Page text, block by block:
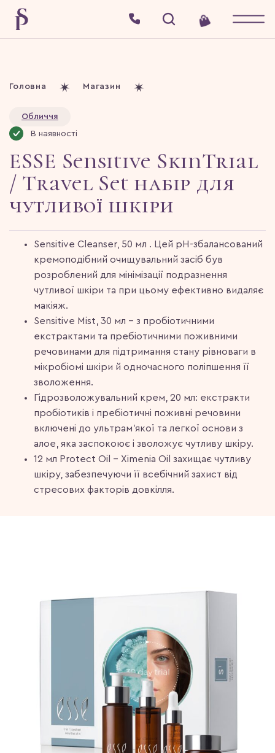
Головна Магазин
Обличчя
В наявності
ESSE Sensitive SkinTrial
/ Travel Set набір для
чутливої шкіри
Sensitive Cleanser, 50 мл . Цей pH-збалансований
кремоподібний очищувальний засіб був
розроблений для мінімізації подразнення
чутливої шкіри та при цьому ефективно видаляє
макіяж.
Sensitive Mist, 30 мл - з пробіотичними
екстрактами та пребіотичними поживними
речовинами для підтримання стану рівноваги в
мікробіомі шкіри й одночасного поліпшення її
зволоження.
Гідрозволожувальний крем, 20 мл: екстракти
пробіотиків і пребіотичні поживні речовини
включені до ультрам'якої та легкої основи з
алое, яка заспокоює і зволожує чутливу шкіру.
12 мл Protect Oil - Ximenia Oil захищає чутливу
шкіру, забезпечуючи її всебічний захист від
стресових факторів довкілля.